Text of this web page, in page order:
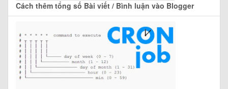
Cách thêm tổng số Bài viết / Bình luận vào Blogger